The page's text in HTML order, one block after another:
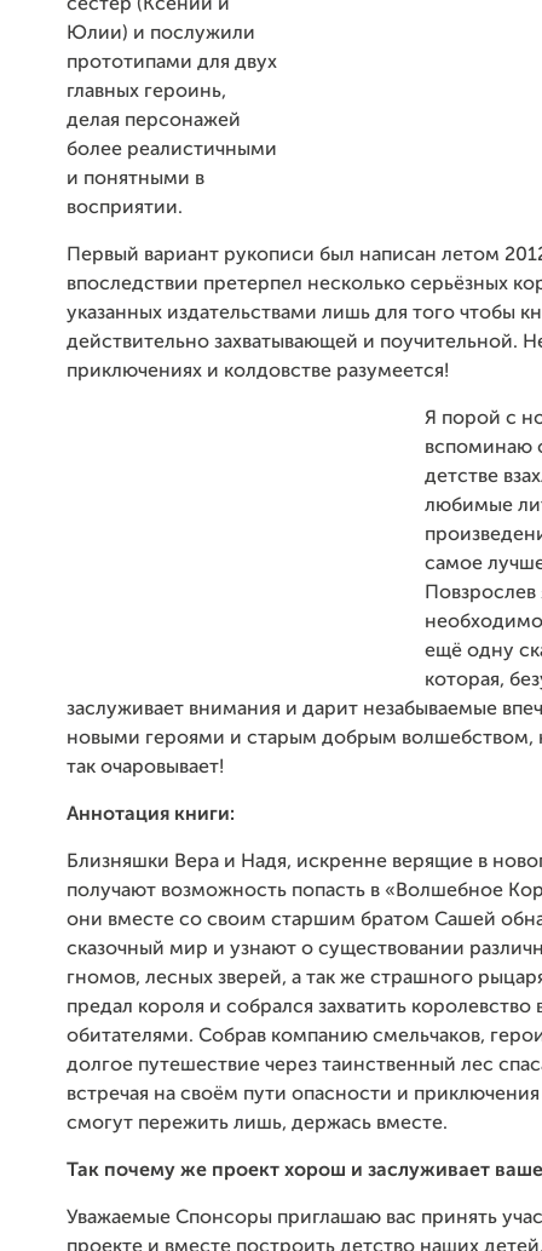
сестёр (Ксении и
Юлии) и послужили
прототипами для двух
главных героинь,
делая персонажей
более реалистичными
и понятными в
восприятии.
Первый вариант рукописи был написан летом
впоследствии претерпел несколько серьёзных
указанных издательствами лишь для того чтобы
действительно захватывающей и поучительной.
приключениях и колдовстве разумеется!
Я порой с
вспоминаю
детстве
любимые
самое
ещё одну
которая,
заслуживает внимания и дарит незабываемые
новыми героями и старым добрым волшебством,
так очаровывает!
Аннотация книги:
Близняшки Вера и Надя, искренне верящие в
получают возможность попасть в «Волшебное
они вместе со своим старшим братом Сашей
сказочный мир и узнают о существовании
гномов, лесных зверей, а так же страшного
предал короля и собрался захватить королевство
обитателями. Собрав компанию смельчаков,
долгое путешествие через таинственный лес
встречая на своём пути опасности и
смогут пережить лишь, держась вместе.
Так почему же проект хорош и заслуживает
Уважаемые Спонсоры приглашаю вас принять